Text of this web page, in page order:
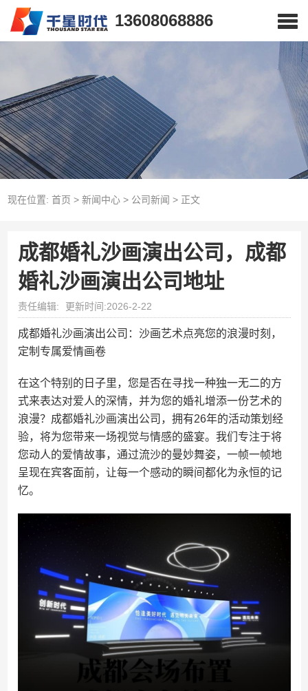
13608068886
现在位置: 首页 > 新闻中心> 公司新闻 > 正文
成都婚礼沙画演出公司，成都
婚礼沙画演出公司地址
责任编辑: 更新时间:2026-2-22
成都婚礼沙画演出公司：沙画艺术点亮您的浪漫时刻，
定制专属爱情画卷
在这个特别的日子里，您是否在寻找一种独一无二的方
式来表达对爱人的深情，并为您的婚礼增添一份艺术的
浪漫？成都婚礼沙画演出公司，拥有26年的活动策划经
验，将为您带来一场视觉与情感的盛宴。我们专注于将
您动人的爱情故事，通过流沙的曼妙舞姿，一帧一帧地
呈现在宾客面前，让每一个感动的瞬间都化为永恒的记
忆。